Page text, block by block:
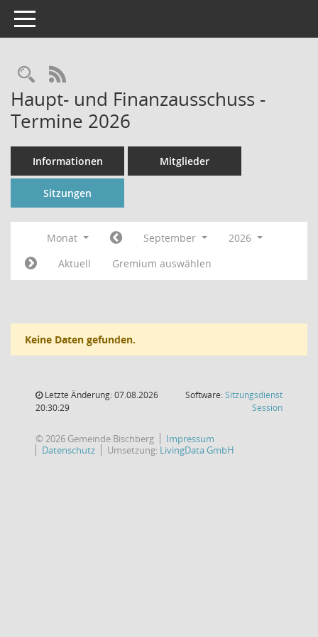
Toggle navigation
Rechercheauswahl
RSS-Feed
Haupt- und Finanzausschuss -
Termine 2026
Informationen Mitglieder
Sitzungen
Monat September
2026
Aktuell
Gremium auswählen
Keine Daten gefunden.
Letzte Änderung: 07.08.2026
20:30:29
Software:Sitzungsdienst
Session(Wird in
© 2026 Gemeinde Bischberg
Impressum
Datenschutz
Umsetzung: LivingData GmbH